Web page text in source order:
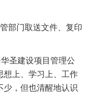
部门取送文件、复印
圣建设项目管理公
想上、学习上、工作
少，但也清醒地认识